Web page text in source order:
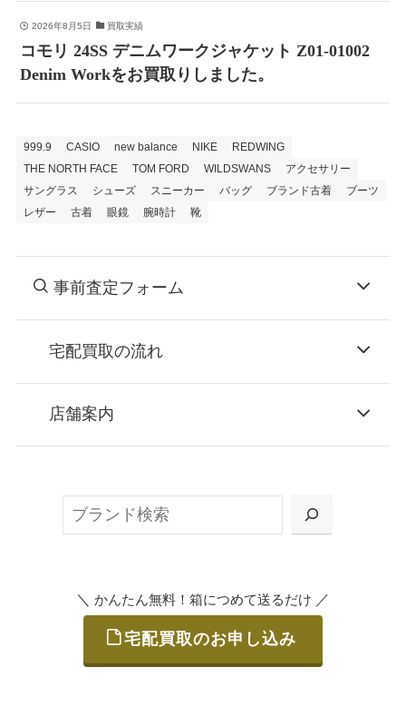
2026年8月5日 買取実績
コモリ 24SS デニムワークジャケット Z01-01002
Denim Workをお買取りしました。
999.9 CASIO new balance NIKE
REDWING
THE NORTH FACE
TOM FORD WILDSWANS
アクセサリー
サングラス
シューズ スニーカー バッグ ブランド古着
ブーツ
レザー
古着 眼鏡 腕時計 靴
事前査定フォーム
宅配買取の流れ
お申込み
または梱包材不要の「集荷申込」からお選び
ご発送
店舗案内
＼ かんたん無料！箱につめて送るだけ ／
宅配買取のお申し込み